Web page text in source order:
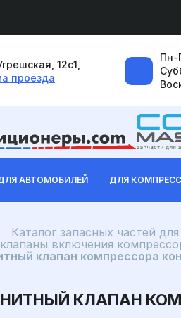
12с1,
проезда
Пн-
АВТОМОБИЛЕЙ ДЛЯ
Каталог запасных частей
включения
клапан компрессора
КЛАПАН